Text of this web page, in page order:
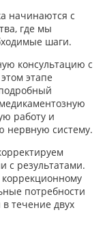
начинаются с
где мы
шаги.
консультацию с
этапе
работу и
нервную систему.
с результатами.
потребности
течение двух